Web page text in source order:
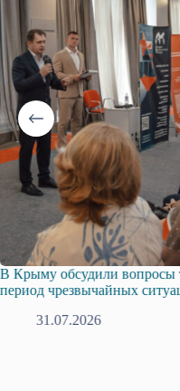
В Крыму обсудили вопросы
период чрезвычайных
31.07.2026